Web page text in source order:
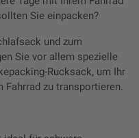
Sie einpacken?
und zum
Sie vor allem spezielle
Rucksack, um Ihr
Fahrrad zu transportieren.